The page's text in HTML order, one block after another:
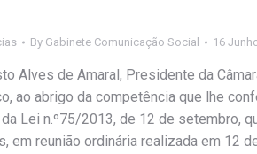
By Gabinete Comunicação Social 16
Alves de Amaral, Presidente da
ao abrigo da competência que lhe
Lei n.º75/2013, de 12 de setembro,
em reunião ordinária realizada em 12